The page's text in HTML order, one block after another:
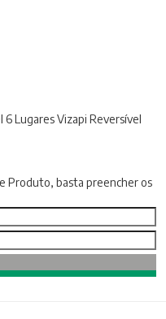
6 Lugares Vizapi Reversível
Produto, basta preencher os